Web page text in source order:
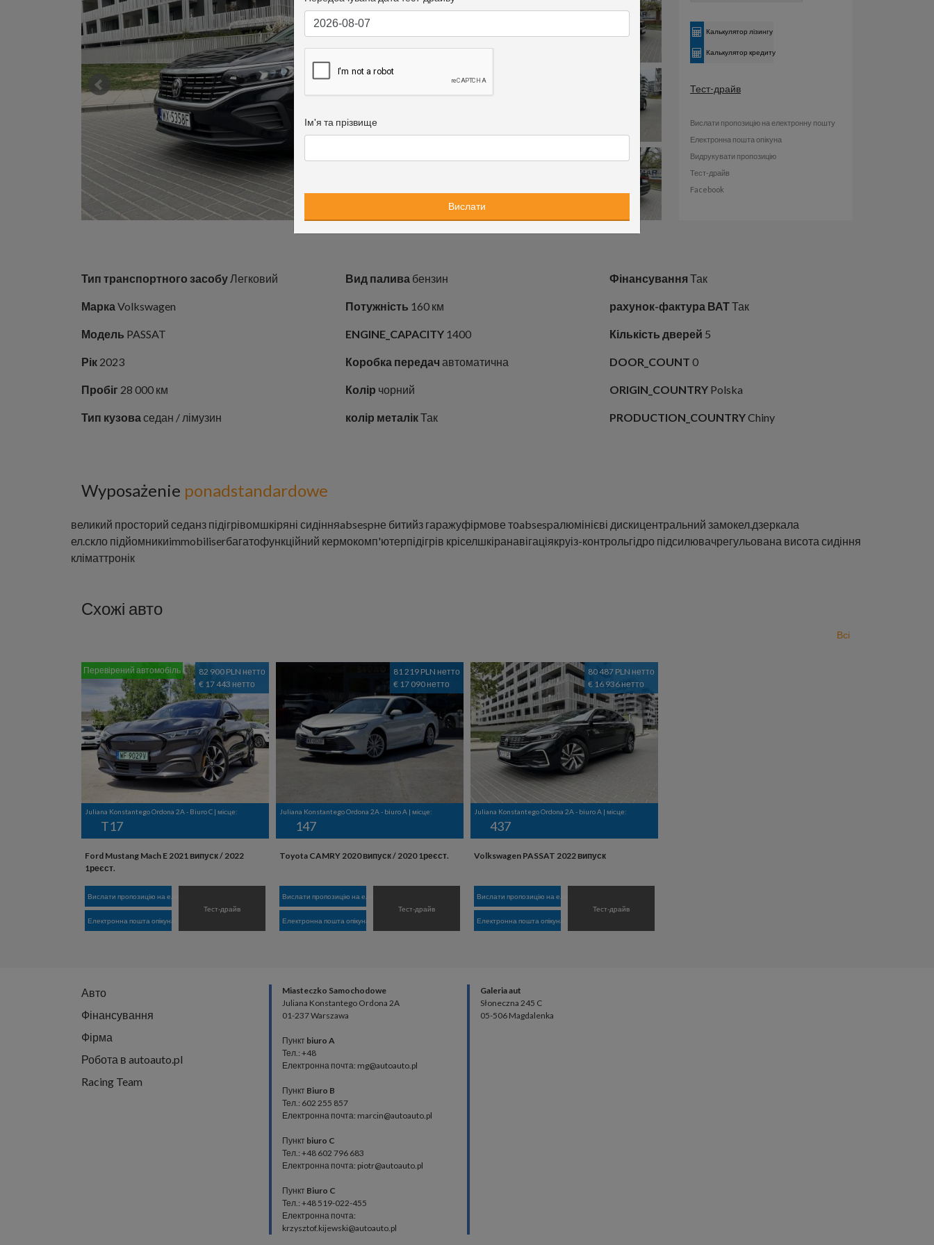
Калькулятор лізингу
Калькулятор кредиту
Тест-драйв
Вислати пропозицію на електронну пошту
Електронна пошта опікуна
Видрукувати пропозицію
Тест-драйв
Facebook
Тип транспортного засобу Легковий
МаркаVolkswagen
Модель PASSAT
Рік 2023
Пробіг 28 000 км
Тип кузоваседан / лімузин
Вид палива бензин
Потужність 160 км
ENGINE_CAPACITY 1400
Коробка передач автоматична
Колір чорний
колір металікТак
Фінансування Так
рахунок-фактура ВАТТак
Кількість дверей 5
DOOR_COUNT 0
ORIGIN_COUNTRY Polska
PRODUCTION_COUNTRYChiny
Wyposażenie ponadstandardowe
великий просторий седанз підігрівомшкіряні сидінняabsespне битийз гаражуфірмове тоabsespалюмінієві дискицентральний замокел.дзеркала
ел.скло підйомникиimmobiliserбагатофункційний кермокомп'ютерпідігрів кріселшкіранавігаціякруіз-контрольгідро підсилювачрегульована висота сидіння
кліматтронік
Схожі авто
Всі
82 900 PLN нетто
€ 17 443 нетто
Перевірений автомобіль
Juliana Konstantego Ordona 2A - Biuro C | місце:
T17
Ford Mustang Mach E 2021 випуск / 2022
1реєст.
Вислати пропозицію на електронну пошту
Електронна пошта опікуна
Тест-драйв
81 219 PLN нетто
€ 17 090 нетто
Juliana Konstantego Ordona 2A - biuro A | місце:
147
Toyota CAMRY 2020 випуск / 2020 1реєст.
Вислати пропозицію на електронну пошту
Електронна пошта опікуна
Тест-драйв
80 487 PLN нетто
€ 16 936 нетто
Juliana Konstantego Ordona 2A - biuro A | місце:
437
Volkswagen PASSAT 2022 випуск
Вислати пропозицію на електронну пошту
Електронна пошта опікуна
Тест-драйв
Ім'я та прізвище
Авто
Фінансування
Фірма
Робота в autoauto.pl
Racing Team
Miasteczko Samochodowe
Juliana Konstantego Ordona 2A
01-237 Warszawa
Пункт biuro A
Тел.: +48
Електронна почта: mg@autoauto.pl
Пункт Biuro B
Тел.: 602 255 857
Електронна почта: marcin@autoauto.pl
Пункт biuro C
Тел.: +48 602 796 683
Електронна почта: piotr@autoauto.pl
Пункт Biuro C
Тел.: +48 519-022-455
Електронна почта:
krzysztof.kijewski@autoauto.pl
Galeria aut
Słoneczna 245 C
05-506 Magdalenka